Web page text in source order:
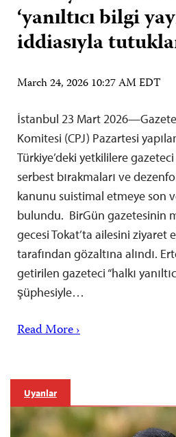
‘yanıltıcı bilgi
iddiasıyla
March 24, 2026 10:27 AM EDT
İstanbul 23 Mart
Komitesi (CPJ) Pazartesi
Türkiye’deki yetkililere gazeteci
serbest bırakmaları ve
kanunu suistimal etmeye son
bulundu. BirGün gazetesinin
gecesi Tokat’ta ailesini ziyaret
tarafından gözaltına alındı.
getirilen gazeteci “halkı
şüphesiyle…
Read More ›
Uyarılar